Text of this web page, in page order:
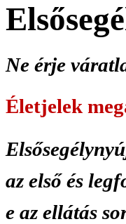
Ne érje
Életjelek
az első és
e az ellátás